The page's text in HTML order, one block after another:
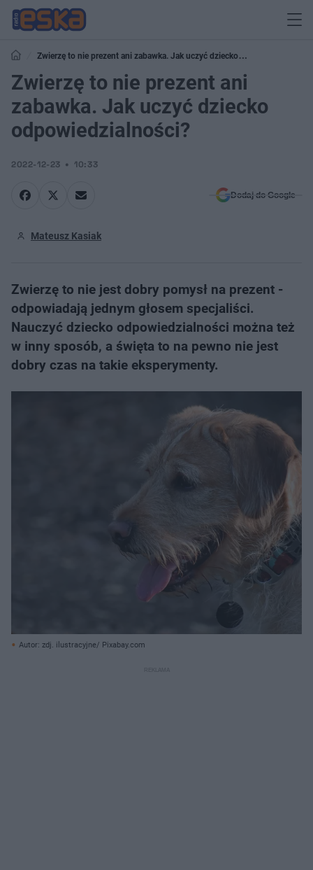
Zwierzę to nie prezent ani zabawka. Jak uczyć dziecko
odpowiedzialności?
Zwierzę to nie prezent ani
zabawka. Jak uczyć dziecko
odpowiedzialności?
2022-12-23 10:33
Dodaj do Google
Mateusz Kasiak
Zwierzę to nie jest dobry pomysł na prezent -
odpowiadają jednym głosem specjaliści.
Nauczyć dziecko odpowiedzialności można też
w inny sposób, a święta to na pewno nie jest
dobry czas na takie eksperymenty.
Autor: zdj. ilustracyjne/ Pixabay.com